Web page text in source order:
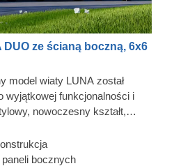
ze ścianą boczną, 6x6
model wiaty LUNA został
wyjątkowej funkcjonalności i
nowoczesny kształt,
dach dwuspadowy
wiata z pewnością stanie się
ogrodu. Możliwość wyboru
bocznych